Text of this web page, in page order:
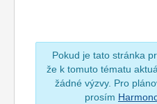
Pokud je tato stránka
že k tomuto tématu
žádné výzvy. Pro
prosím